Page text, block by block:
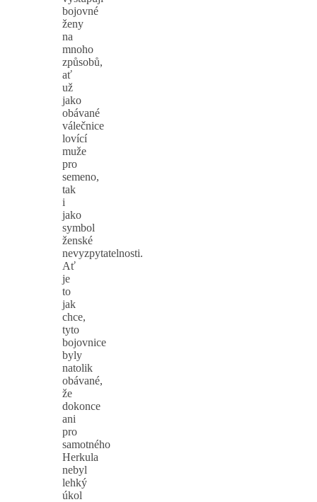
bojovné
ženy
na
mnoho
způsobů,
ať
už
jako
obávané
válečnice
lovící
muže
pro
semeno,
tak
i
jako
symbol
ženské
nevyzpytatelnosti.
Ať
je
to
jak
chce,
tyto
bojovnice
byly
natolik
obávané,
že
dokonce
ani
pro
samotného
Herkula
nebyl
lehký
úkol